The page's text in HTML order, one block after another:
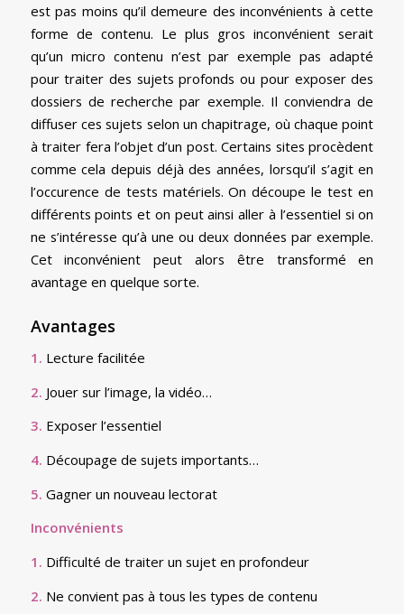
est pas moins qu’il demeure des inconvénients à cette
forme de contenu. Le plus gros inconvénient serait
qu’un micro contenu n’est par exemple pas adapté
pour traiter des sujets profonds ou pour exposer des
dossiers de recherche par exemple. Il conviendra de
diffuser ces sujets selon un chapitrage, où chaque point
à traiter fera l’objet d’un post. Certains sites procèdent
comme cela depuis déjà des années, lorsqu’il s’agit en
l’occurence de tests matériels. On découpe le test en
différents points et on peut ainsi aller à l’essentiel si on
ne s’intéresse qu’à une ou deux données par exemple.
Cet inconvénient peut alors être transformé en
avantage en quelque sorte.
Avantages
1. Lecture facilitée
2. Jouer sur l’image, la vidéo…
3. Exposer l’essentiel
4. Découpage de sujets importants…
5. Gagner un nouveau lectorat
Inconvénients
1. Difficulté de traiter un sujet en profondeur
2. Ne convient pas à tous les types de contenu